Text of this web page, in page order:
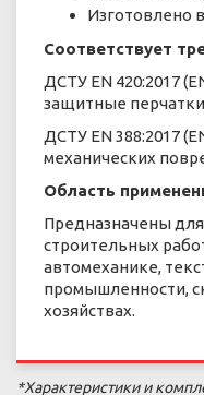
Изготовлено
Соответствует
ДСТУ ЕN 420:2017
защитные перчатки
ДСТУ EN 388:2017
механических
Область
Предназначены
строительных
автомеханике,
промышленности,
хозяйствах.
*Характеристики и